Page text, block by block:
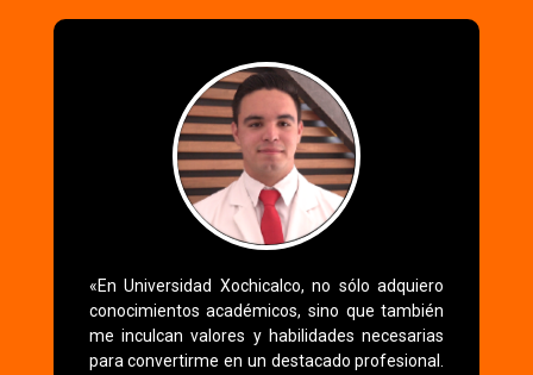
«En Universidad Xochicalco, no sólo adquiero
conocimientos académicos, sino que también
me inculcan valores y habilidades necesarias
para convertirme en un destacado profesional.